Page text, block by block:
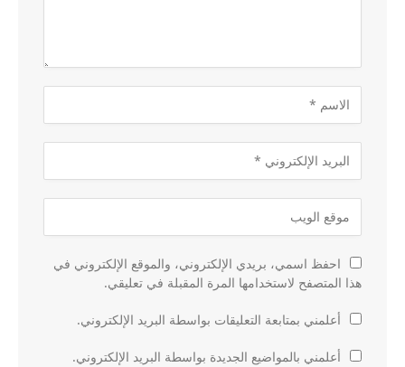
احفظ اسمي، بريدي الإلكتروني، والموقع الإلكتروني في
هذا المتصفح لاستخدامها المرة المقبلة في تعليقي.
أعلمني بمتابعة التعليقات بواسطة البريد الإلكتروني.
أعلمني بالمواضيع الجديدة بواسطة البريد الإلكتروني.